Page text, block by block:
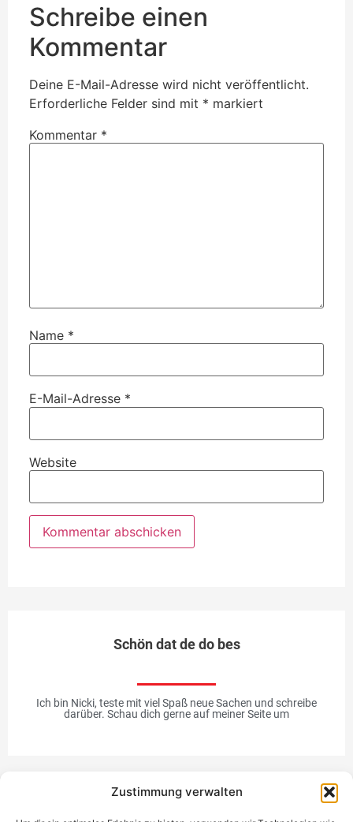
Zustimmung verwalten
Schreibe einen
Kommentar
Deine E-Mail-Adresse wird nicht veröffentlicht.
Erforderliche Felder sind mit * markiert
Kommentar *
Name *
E-Mail-Adresse *
Website
Schön dat de do bes
Ich bin Nicki, teste mit viel Spaß neue Sachen und schreibe
darüber. Schau dich gerne auf meiner Seite um